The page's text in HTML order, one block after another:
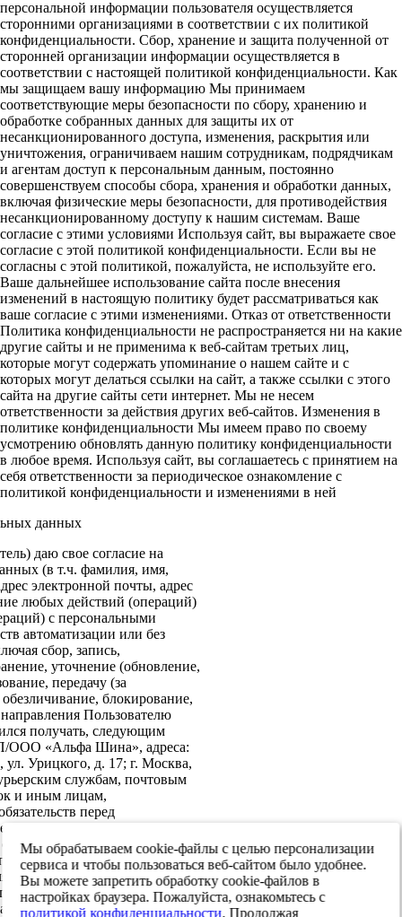
персональной информации пользователя осуществляется
сторонними организациями в соответствии с их политикой
конфиденциальности. Сбор, хранение и защита полученной от
сторонней организации информации осуществляется в
соответствии с настоящей политикой конфиденциальности. Как
мы защищаем вашу информацию Мы принимаем
соответствующие меры безопасности по сбору, хранению и
обработке собранных данных для защиты их от
несанкционированного доступа, изменения, раскрытия или
уничтожения, ограничиваем нашим сотрудникам, подрядчикам
и агентам доступ к персональным данным, постоянно
совершенствуем способы сбора, хранения и обработки данных,
включая физические меры безопасности, для противодействия
несанкционированному доступу к нашим системам. Ваше
согласие с этими условиями Используя сайт, вы выражаете свое
согласие с этой политикой конфиденциальности. Если вы не
согласны с этой политикой, пожалуйста, не используйте его.
Ваше дальнейшее использование сайта после внесения
изменений в настоящую политику будет рассматриваться как
ваше согласие с этими изменениями. Отказ от ответственности
Политика конфиденциальности не распространяется ни на какие
другие сайты и не применима к веб-сайтам третьих лиц,
которые могут содержать упоминание о нашем сайте и с
которых могут делаться ссылки на сайт, а также ссылки с этого
сайта на другие сайты сети интернет. Мы не несем
ответственности за действия других веб-сайтов. Изменения в
политике конфиденциальности Мы имеем право по своему
усмотрению обновлять данную политику конфиденциальности
в любое время. Используя сайт, вы соглашаетесь с принятием на
себя ответственности за периодическое ознакомление с
политикой конфиденциальности и изменениями в ней
данных
даю свое согласие на
(в т.ч. фамилия, имя,
электронной почты, адрес
любых действий (операций)
с персональными
автоматизации или без
сбор, запись,
уточнение (обновление,
передачу (за
блокирование,
Пользователю
получать, следующим
ООО «Альфа Шина», адреса:
Урицкого, д. 17; г. Москва,
службам, почтовым
и иным лицам,
перед
на передачу в
информационной
данных третьим
реализации целей,
Настоящее согласие
и до достижения целей
Мы обрабатываем cookie-файлы с целью персонализации
сервиса и чтобы пользоваться веб-сайтом было удобнее.
Вы можете запретить обработку cookie-файлов в
настройках браузера. Пожалуйста, ознакомьтесь с
политикой конфиденциальности. Продолжая